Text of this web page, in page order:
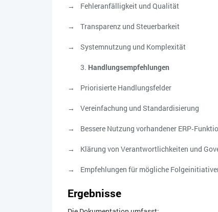
Fehleranfälligkeit und Qualität
Transparenz und Steuerbarkeit
Systemnutzung und Komplexität
Handlungsempfehlungen
Priorisierte Handlungsfelder
Vereinfachung und Standardisierung
Bessere Nutzung vorhandener
Klärung von Verantwortlichkeiten und
Empfehlungen für mögliche
Ergebnisse